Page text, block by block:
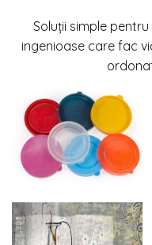
Soluții simple
ingenioase care fac